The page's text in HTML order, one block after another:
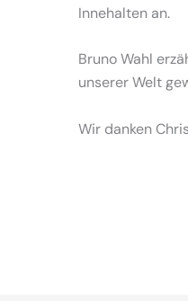
Innehalten an.
Bruno Wahl
unserer Welt
Wir danken